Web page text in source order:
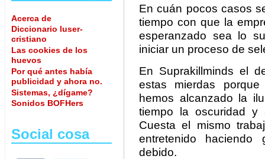
Acerca de
Diccionario luser-
cristiano
Las cookies de los
huevos
Por qué antes había
publicidad y ahora no.
Sistemas, ¿dígame?
Sonidos BOFHers
Social cosa
En cuán pocos casos
tiempo con que la
esperanzado sea lo
iniciar un proceso de
En Suprakillminds el
estas mierdas
hemos alcanzado la
tiempo la oscuridad y
Cuesta el mismo
entretenido
debido.